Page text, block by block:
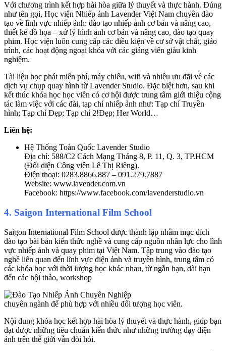
Với chương trình kết hợp hài hòa giữa lý thuyết và thực hành. Đúng
như tên gọi, Học viện Nhiếp ảnh Lavender Việt Nam chuyên đào
tạo về lĩnh vực nhiếp ảnh: đào tạo nhiếp ảnh cơ bản và nâng cao,
thiết kế đồ họa – xử lý hình ảnh cơ bản và nâng cao, dào tạo quay
phim. Học viện luôn cung cấp các điều kiện về cơ sở vật chất, giáo
trình, các hoạt động ngoại khóa với các giảng viên giàu kinh
nghiệm.
Tài liệu học phát miễn phí, máy chiếu, wifi và nhiều ưu đãi về các
dịch vụ chụp quay hình từ Lavender Studio. Đặc biệt hơn, sau khi
kết thúc khóa học học viên có cơ hội được trung tâm giới thiệu cộng
tác làm việc với các đài, tạp chí nhiếp ảnh như: Tạp chí Truyền
hình; Tạp chí Đẹp; Tạp chí 2!Đẹp; Her World…
Liên hệ:
Hệ Thống Toàn Quốc Lavender Studio
Địa chỉ: 588/C2 Cách Mạng Tháng 8, P. 11, Q. 3, TP.HCM
(Đối diện Công viên Lê Thị Riêng).
Điện thoại: 0283.8866.887 – 091.279.7887
Website: www.lavender.com.vn
Facebook: https://www.facebook.com/lavenderstudio.vn
4. Saigon International Film School
Saigon International Film School được thành lập nhằm mục đích
đào tạo bài bản kiến thức nghề và cung cấp nguồn nhân lực cho lĩnh
vực nhiếp ảnh và quay phim tại Việt Nam. Tập trung vào đào tạo
nghề liên quan đến lĩnh vực điện ảnh và truyền hình, trung tâm có
các khóa học với thời lượng học khác nhau, từ ngắn hạn, dài hạn
đến các hội thảo, workshop
chuyên ngành để phù hợp với nhiều đối tượng học viên.
Nội dung khóa học kết hợp hài hòa lý thuyết và thực hành, giúp bạn
đạt được những tiêu chuẩn kiến thức như những trường dạy điện
ảnh trên thế giới vẫn đòi hỏi.